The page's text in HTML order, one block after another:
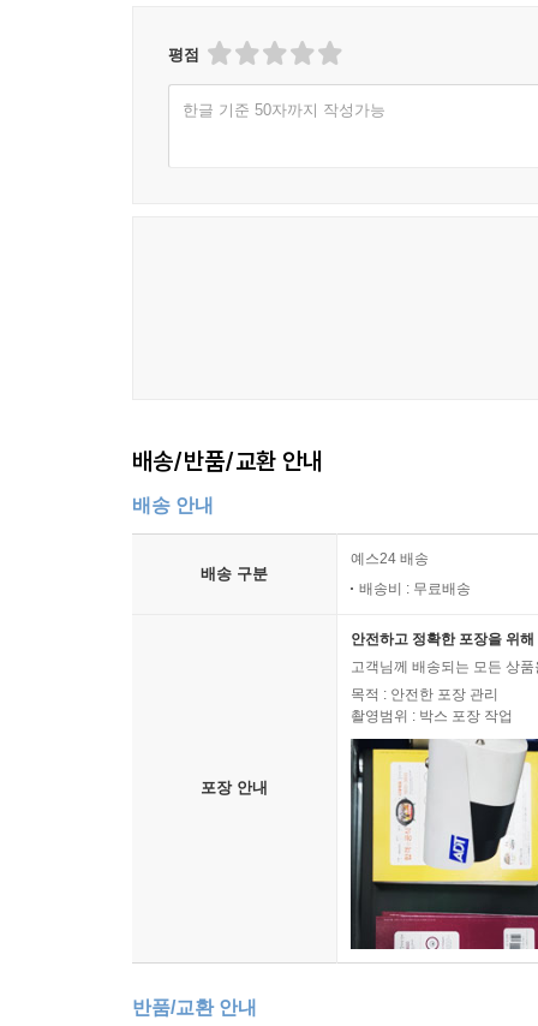
평점
한글 기준 50자까지 작성가능
배송/반품/교환 안내
배송 안내
배송 구분
예스24 배송
배송비 : 무료배송
포장 안내
안전하고 정확한 포장을 위
고객님께 배송되는 모든 상
목적 : 안전한 포장 관리
촬영범위 : 박스 포장 작업
반품/교환 안내